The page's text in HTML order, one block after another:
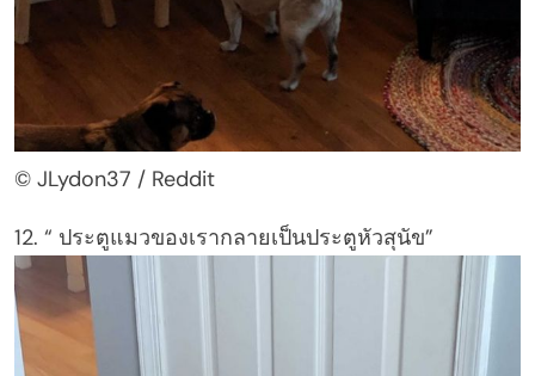
© JLydon37 / Reddit
12. “ ประตูแมวของเรากลายเป็นประตูหัวสุนัข”